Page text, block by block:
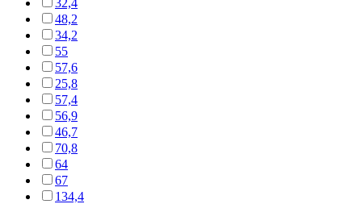
48,2
34,2
55
57,6
25,8
57,4
56,9
46,7
70,8
64
67
134,4